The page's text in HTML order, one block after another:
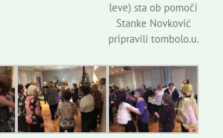
leve) sta ob pomoči
Stanke Novković
pripravili tombolo.u.